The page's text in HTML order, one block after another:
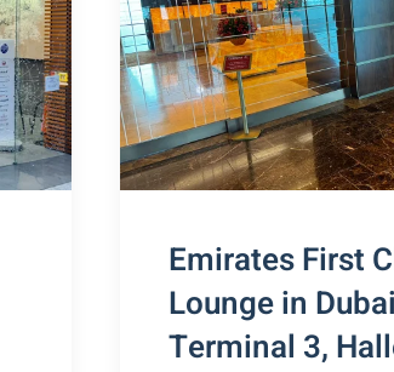
Emirates First
Lounge in
Terminal 3,